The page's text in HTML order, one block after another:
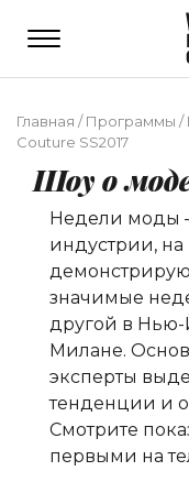
Главная /Программы /
Couture SS2017
Шоу о
Недели моды
индустрии,
значимые
другой в
Милане.
эксперты
тенденции и
Смотрите
первыми на